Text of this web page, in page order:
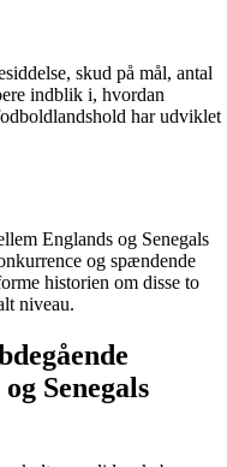
skud på mål, antal
indblik i, hvordan
har udviklet
Englands og Senegals
og spændende
historien om disse to
niveau.
Senegals